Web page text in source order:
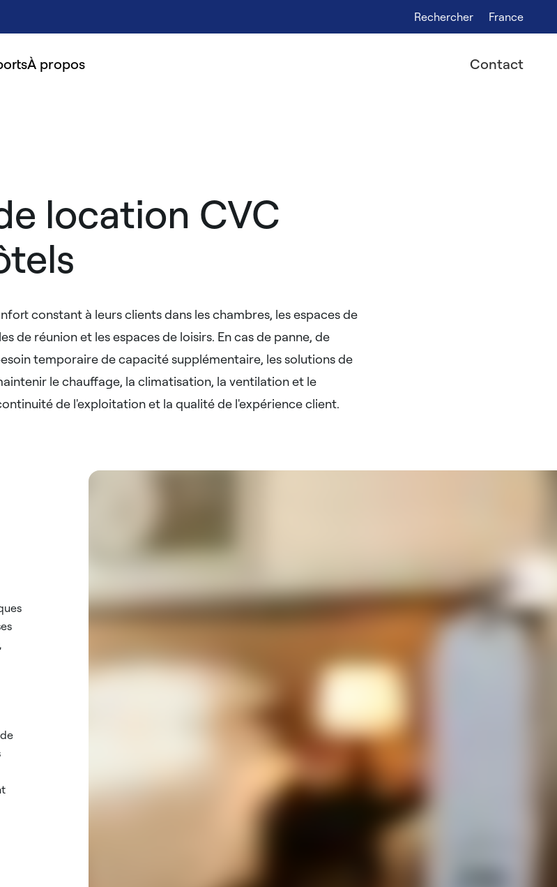
Rechercher France
À propos Contact
location CVC
constant à leurs clients dans les chambres, les espaces de
de réunion et les espaces de loisirs. En cas de panne, de
temporaire de capacité supplémentaire, les solutions de
le chauffage, la climatisation, la ventilation et le
de l'exploitation et la qualité de l'expérience client.